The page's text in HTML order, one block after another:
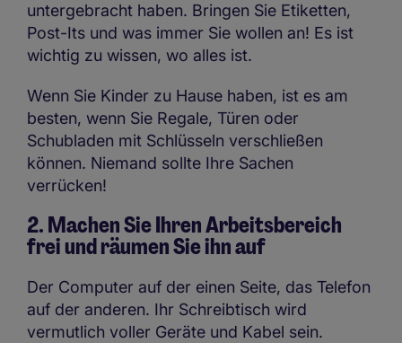
untergebracht haben. Bringen Sie Etiketten,
Post-Its und was immer Sie wollen an! Es ist
wichtig zu wissen, wo alles ist.
Wenn Sie Kinder zu Hause haben, ist es am
besten, wenn Sie Regale, Türen oder
Schubladen mit Schlüsseln verschließen
können. Niemand sollte Ihre Sachen
verrücken!
2. Machen Sie Ihren Arbeitsbereich
frei und räumen Sie ihn auf
Der Computer auf der einen Seite, das Telefon
auf der anderen. Ihr Schreibtisch wird
vermutlich voller Geräte und Kabel sein.